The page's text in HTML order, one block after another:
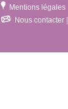
Mentions légales
Nous contacter